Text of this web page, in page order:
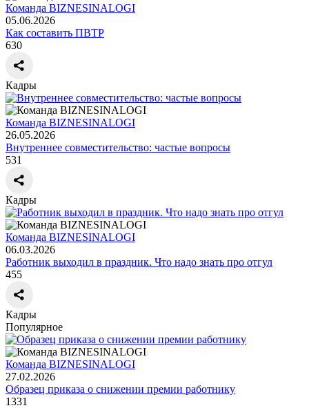
Команда BIZNESINALOGI
05.06.2026
Как составить ПВТР
630
Кадры
Команда BIZNESINALOGI
26.05.2026
Внутреннее совместительство: частые вопросы
531
Кадры
Команда BIZNESINALOGI
06.03.2026
Работник выходил в праздник. Что надо знать про отгул
455
Кадры
Популярное
Команда BIZNESINALOGI
27.02.2026
Образец приказа о снижении премии работнику
1331